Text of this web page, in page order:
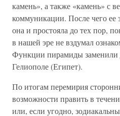
камень», а также «камень» с
коммуникации. После чего ее
она и простояла до тех пор,
в нашей эре не вздумал
Функции пирамиды заменили
Гелиополе (Египет).
По итогам перемирия
возможности править в
или, если угодно,